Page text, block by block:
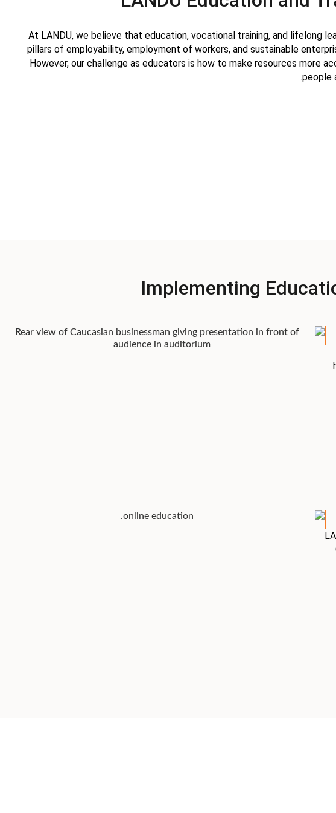
At LANDU, we believe that education, vocational training, and lifelong
pillars of employability, employment of workers, and sustainable
However, our challenge as educators is how to make resources more
people
Implementing